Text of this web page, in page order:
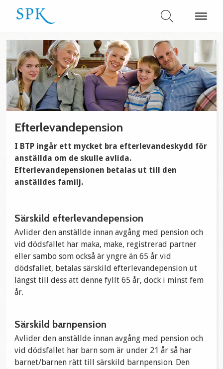
Efterlevandepension
I BTP ingår ett mycket bra efterlevandeskydd för
anställda om de skulle avlida.
Efterlevandepensionen betalas ut till den
anställdes familj.
Särskild efterlevandepension
Avlider den anställde innan avgång med pension och
vid dödsfallet har maka, make, registrerad partner
eller sambo som också är yngre än 65 år vid
dödsfallet, betalas särskild efterlevandepension ut
längst till dess att denne fyllt 65 år, dock i minst fem
år.
Särskild barnpension
Avlider den anställde innan avgång med pension och
vid dödsfallet har barn som är under 21 år så har
barnet/barnen rätt till särskild barnpension. Den